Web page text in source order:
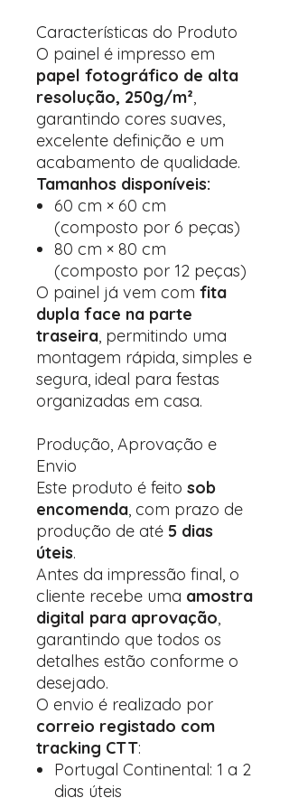
Características do Produto
O painel é impresso em
papel fotográfico de alta
resolução, 250g/m²,
garantindo cores suaves,
excelente definição e um
acabamento de qualidade.
Tamanhos disponíveis:
60 cm × 60 cm
(composto por 6 peças)
80 cm × 80 cm
(composto por 12 peças)
O painel já vem com fita
dupla face na parte
traseira, permitindo uma
montagem rápida, simples e
segura, ideal para festas
organizadas em casa.
Produção, Aprovação e
Envio
Este produto é feito sob
encomenda, com prazo de
produção de até 5 dias
úteis.
Antes da impressão final, o
cliente recebe uma amostra
digital para aprovação,
garantindo que todos os
detalhes estão conforme o
desejado.
O envio é realizado por
correio registado com
tracking CTT:
Portugal Continental: 1 a 2
dias úteis